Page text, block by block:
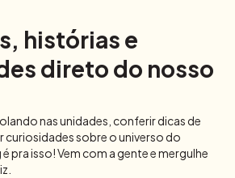
histórias e
direto do nosso
nas unidades, conferir dicas de
curiosidades sobre o universo do
pra isso! Vem com a gente e mergulhe